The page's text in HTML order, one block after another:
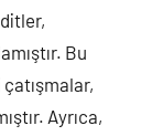
Bu
Ayrıca,